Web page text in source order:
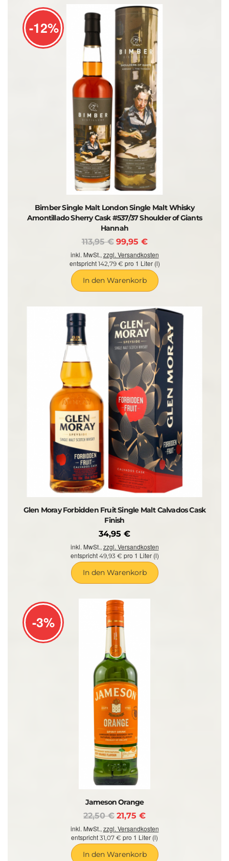
-12%
Bimber Single Malt London Single Malt Whisky
Amontillado Sherry Cask #537/37 Shoulder of Giants
Hannah
113,95 € 99,95 €
inkl. MwSt., zzgl. Versandkosten
entspricht 142,79 € pro 1 Liter (l)
In den Warenkorb
Glen Moray Forbidden Fruit Single Malt Calvados Cask
Finish
34,95 €
inkl. MwSt., zzgl. Versandkosten
entspricht 49,93 € pro 1 Liter (l)
In den Warenkorb
-3%
Jameson Orange
22,50 € 21,75 €
inkl. MwSt., zzgl. Versandkosten
entspricht 31,07 € pro 1 Liter (l)
In den Warenkorb